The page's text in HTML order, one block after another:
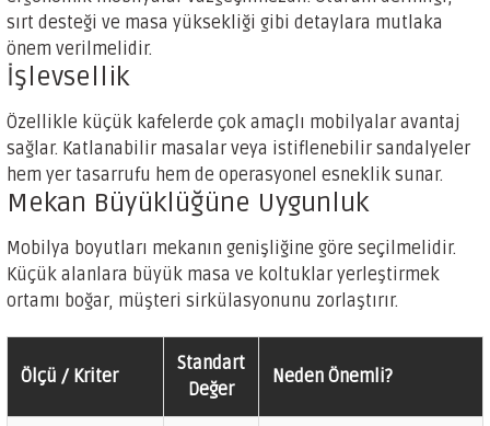
sırt desteği ve masa yüksekliği gibi detaylara mutlaka
önem verilmelidir.
İşlevsellik
Özellikle küçük kafelerde çok amaçlı mobilyalar avantaj
sağlar. Katlanabilir masalar veya istiflenebilir sandalyeler
hem yer tasarrufu hem de operasyonel esneklik sunar.
Mekan Büyüklüğüne Uygunluk
Mobilya boyutları mekanın genişliğine göre seçilmelidir.
Küçük alanlara büyük masa ve koltuklar yerleştirmek
ortamı boğar, müşteri sirkülasyonunu zorlaştırır.
Ölçü / Kriter
Standart
Değer
Neden Önemli?